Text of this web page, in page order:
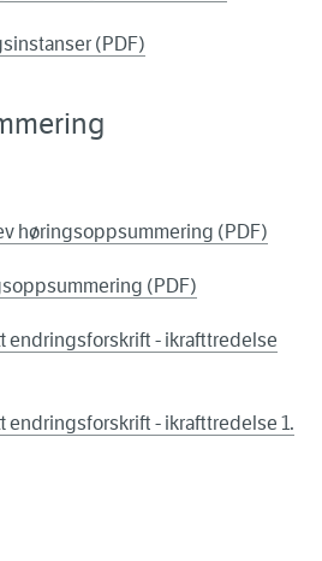
(PDF)
høringsoppsummering (PDF)
(PDF)
endringsforskrift - ikrafttredelse
endringsforskrift - ikrafttredelse 1.